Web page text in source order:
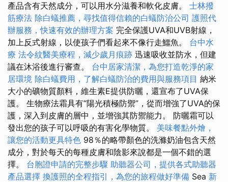
產品含有天然成分，可以用水分滋養和軟化皮膚。 士林撥
筋療法 除白蟻推薦，尋找值得信賴的白蟻防治公司 護照代
辦服務，快速有效的辦理方案 完全保護UVA和UVB射線，
加上反式射線，以使孩子們看起來不像行走鱷魚。 台中水
療 法令紋醫美療程，減少歲月痕跡 迅速吸收並防水，但建
議在沐浴後進行審查。 台中居家清潔，為您打造乾淨的家
居環境 除白蟻費用，了解白蟻防治的費用與服務項目 納米
大小的礦物質顏料，維生素E提供防曬，還宣布了UVA保
護。 生物療法霜具有“陽光積極防禦”，從而增強了UVA的保
護，深入到皮膚的層中，並增強其防禦能力。 防曬霜可以
發出您的孩子可以呼吸的有害化學物質。 美味餐點外燴，
讓您的活動更具特色 98％的略帶顏色的洗滌奶油包含天然
成分，對於每天的每種皮膚和陰影來說都是一個不錯的選
擇。 台胞證申請的完整步驟 助聽器公司，提供各式助聽器
產品選擇 換護照的全程指引，為您的旅程做好準備 Sea 新